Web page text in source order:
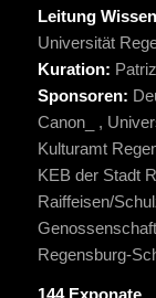
Leitung
Universität
Kuration:
Sponsoren:
Canon_ ,
Kulturamt
KEB der Stadt
Raiffeisen/
Regensburg-